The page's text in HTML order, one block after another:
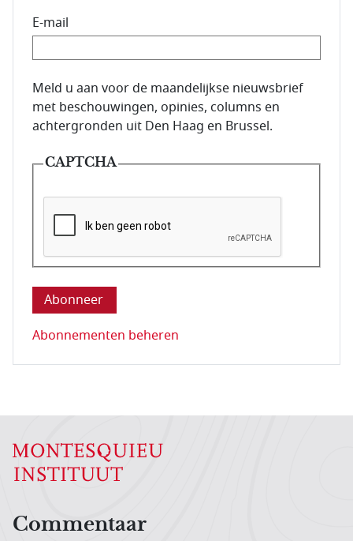
E-mail
E-mailadres van de abonnee.
Meld u aan voor de maandelijkse nieuwsbrief
met beschouwingen, opinies, columns en
achtergronden uit Den Haag en Brussel.
CAPTCHA
Deze vraag is om te controleren dat u een mens
Abonnementen beheren
Hoofdnavigatiemenu
Commentaar